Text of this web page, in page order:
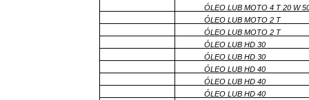
ÓLEO LUB MOTO 4 T 20 W
ÓLEO LUB MOTO 2 T
ÓLEO LUB MOTO 2 T
ÓLEO LUB HD 30
ÓLEO LUB HD 30
ÓLEO LUB HD 40
ÓLEO LUB HD 40
ÓLEO LUB HD 40